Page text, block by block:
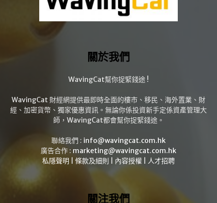
關於我們
WavingCat幫你捉緊錢途 !
WavingCat 財經網提供最即時全面的樓市、移民、海外置業、財
經、加密貨幣、獨家優惠資訊。無論你係投資新手定係資產管理大
師，WavingCat都會幫你捉緊錢途。
聯絡我們 : info@wavingcat.com.hk
廣告合作 : marketing@wavingcat.com.hk
私隱聲明
條款及細則 內容授權 人才招聘
關注我們